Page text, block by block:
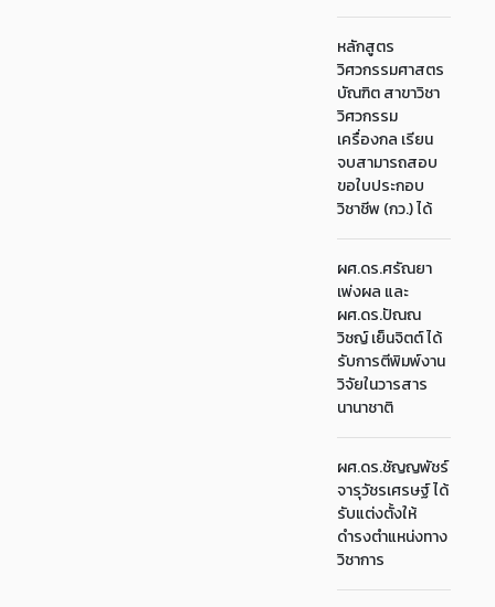
หลักสูตร
วิศวกรรมศาสตร
บัณฑิต สาขาวิชา
วิศวกรรม
เครื่องกล เรียน
จบสามารถสอบ
ขอใบประกอบ
วิชาชีพ (กว.) ได้
ผศ.ดร.ศรัณยา
เพ่งผล และ
ผศ.ดร.ปัณณ
วิชญ์ เย็นจิตต์ ได้
รับการตีพิมพ์งาน
วิจัยในวารสาร
นานาชาติ
ผศ.ดร.ชัญญพัชร์
จารุวัชรเศรษฐ์ ได้
รับแต่งตั้งให้
ดำรงตำแหน่งทาง
วิชาการ